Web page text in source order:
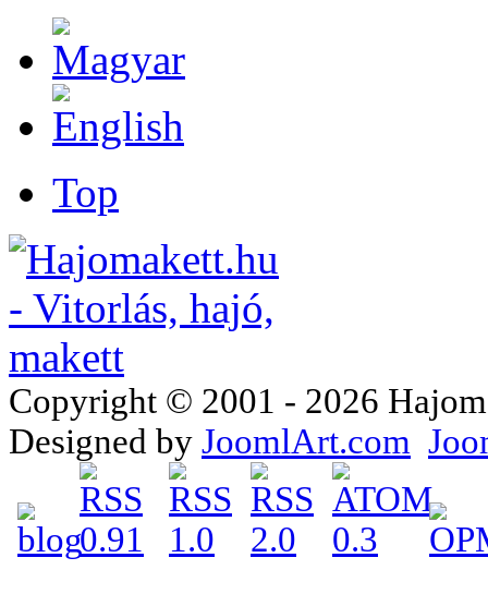
Top
Copyright © 2001 - 2026
Designed by JoomlArt.com